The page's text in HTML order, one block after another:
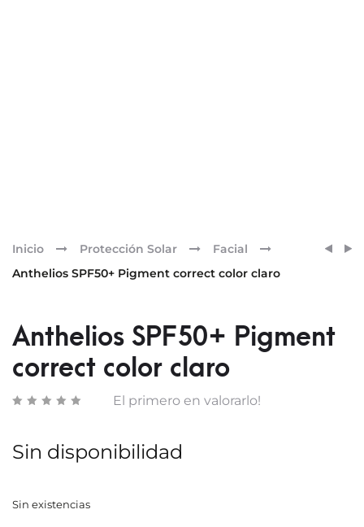
Inicio Protección Solar
Facial
Anthelios SPF50+ Pigment correct color claro
Anthelios SPF50+ Pigment
correct color claro
El primero en valorarlo!
Sin disponibilidad
Sin existencias